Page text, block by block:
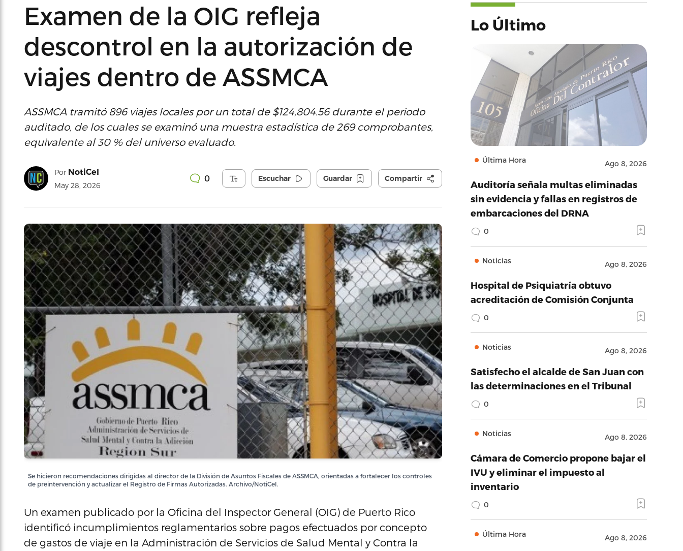
Examen de la OIG refleja
descontrol en la autorización de
viajes dentro de ASSMCA
ASSMCA tramitó 896 viajes locales por un total de $124,804.56 durante el periodo
auditado, de los cuales se examinó una muestra estadística de 269 comprobantes,
equivalente al 30 % del universo evaluado.
Por NotiCel
May 28, 2026
0 Escuchar Guardar Compartir
Se hicieron recomendaciones dirigidas al director de la División de Asuntos Fiscales de ASSMCA, orientadas a fortalecer los controles
de preintervención y actualizar el Registro de Firmas Autorizadas. Archivo/NotiCel.
Un examen publicado por la Oficina del Inspector General (OIG) de Puerto Rico
identificó incumplimientos reglamentarios sobre pagos efectuados por concepto
de gastos de viaje en la Administración de Servicios de Salud Mental y Contra la
Lo Último
Última Hora Ago 8, 2026
Auditoría señala multas eliminadas
sin evidencia y fallas en registros de
embarcaciones del DRNA
0
Noticias Ago 8, 2026
Hospital de Psiquiatría obtuvo
acreditación de Comisión Conjunta
0
Noticias Ago 8, 2026
Satisfecho el alcalde de San Juan con
las determinaciones en el Tribunal
0
Noticias Ago 8, 2026
Cámara de Comercio propone bajar el
IVU y eliminar el impuesto al
inventario
0
Última Hora Ago 8, 2026